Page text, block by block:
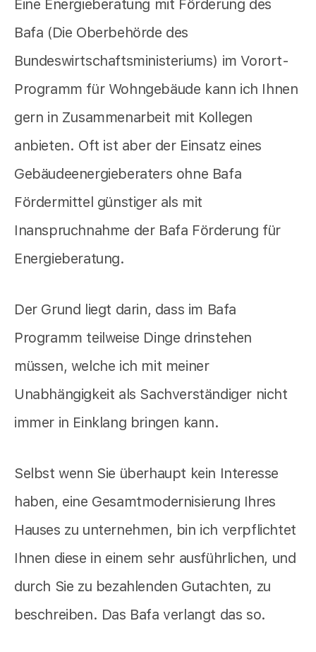
Eine Energieberatung mit Förderung des
Bafa (Die Oberbehörde des
Bundeswirtschaftsministeriums) im Vorort-
Programm für Wohngebäude kann ich Ihnen
gern in Zusammenarbeit mit Kollegen
anbieten. Oft ist aber der Einsatz eines
Gebäudeenergieberaters ohne Bafa
Fördermittel günstiger als mit
Inanspruchnahme der Bafa Förderung für
Energieberatung.
Der Grund liegt darin, dass im Bafa
Programm teilweise Dinge drinstehen
müssen, welche ich mit meiner
Unabhängigkeit als Sachverständiger nicht
immer in Einklang bringen kann.
Selbst wenn Sie überhaupt kein Interesse
haben, eine Gesamtmodernisierung Ihres
Hauses zu unternehmen, bin ich verpflichtet
Ihnen diese in einem sehr ausführlichen, und
durch Sie zu bezahlenden Gutachten, zu
beschreiben. Das Bafa verlangt das so.